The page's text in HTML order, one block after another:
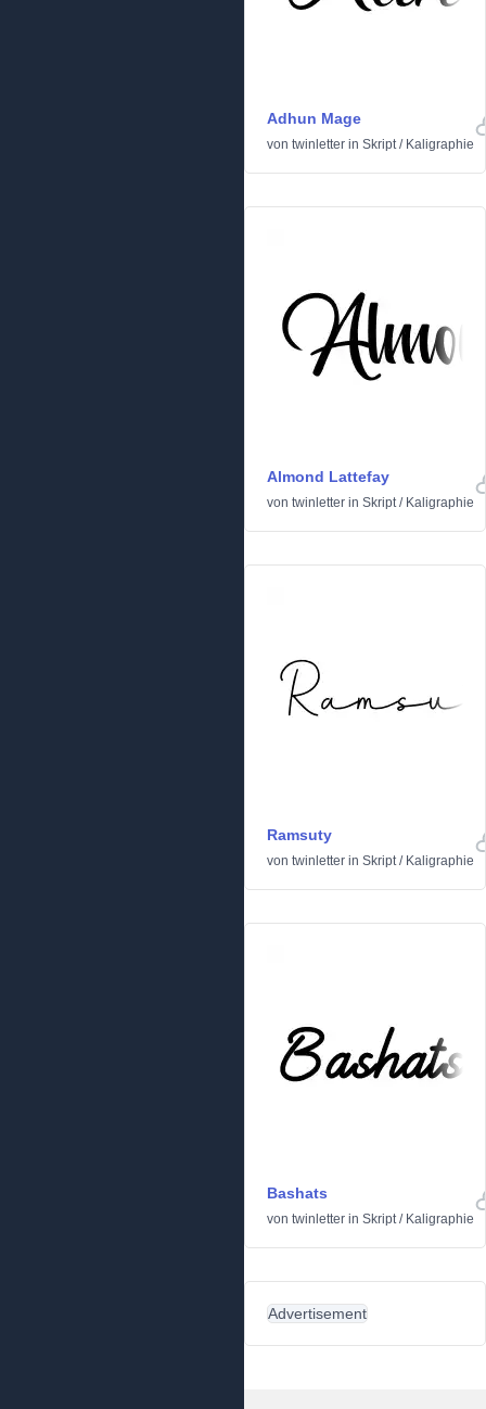
Adhun Mage
von twinletter in Skript/ Kaligraphie
Almond Lattefay
von twinletter in Skript/ Kaligraphie
Ramsuty
von twinletter in Skript/ Kaligraphie
Bashats
von twinletter in Skript/ Kaligraphie
Advertisement